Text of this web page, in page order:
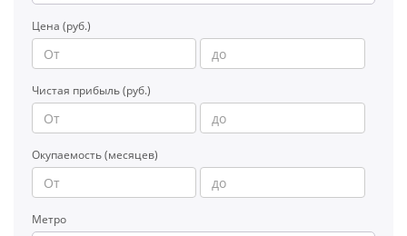
Цена (руб.)
Чистая прибыль (руб.)
Окупаемость (месяцев)
Метро